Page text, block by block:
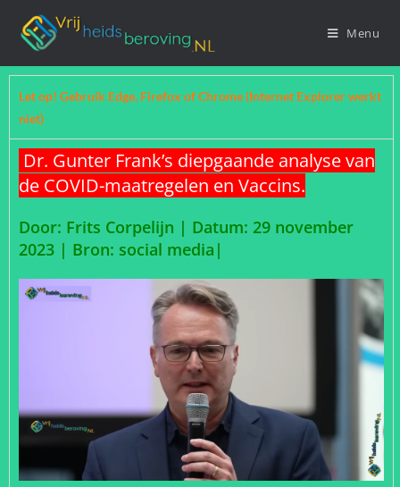
Menu
Let op! Gebruik Edge, Firefox of Chrome (Internet Explorer werkt
niet)
Dr. Gunter Frank’s diepgaande analyse van
de COVID-maatregelen en Vaccins.
Door: Frits Corpelijn | Datum: 29 november
2023 | Bron: social media|